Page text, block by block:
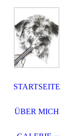
STARTSEITE
ÜBER MICH